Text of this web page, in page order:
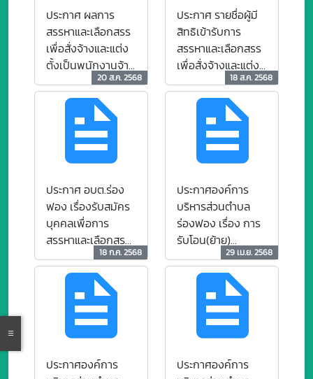
ประกาศ ผลการ
สรรหาและเลือกสรร
เพื่อสั่งจ้างและแต่ง
ตั้งเป็นพนักงานจ้าง
และการขึ้นบัญชีผู้
ผ่านการสรรหาและ
เลือกสรรฯ
20 ส.ค. 2568
ประกาศ รายชื่อผู้มี
สิทธิเข้ารับการ
สรรหาและเลือกสรร
เพื่อสั่งจ้างและแต่ง
ตั้งเป็นพนักงานจ้าง
กำหนดวัน เวลา
สถานที่ และระเบียบ
การสรรหาและเลือก
18 ส.ค. 2568
ประกาศ อบต.ร่อง
ฟอง เรื่องรับสมัคร
บุคคลเพื่อการ
สรรหาและเลือกสรร
เพื่อสั่งจ้างและแต่ง
ตั้งเป็นพนักงานจ้าง
1.พนักงานจ้างตาม
ภารกิจ ตำแหน่งคน
งานประจำรถขยะ
(กลุ่มผู้มีทักษะ)
จำนวน 1 อัตรา
2.พนักงานจ้างทั่วไป
18 ก.ค. 2568
ประกาศองค์การ
บริหารส่วนตำบล
ร่องฟอง เรื่อง การ
รับโอน(ย้าย)
พนักงานส่วนตำบล
และพนักงานครู
องค์การบริหารส่วน
ตำบล พนักงานครู
ส่วนท้องถิ่นอื่นหรือ
ข้าราชการครูสังกัด
หน่วยงานอื่น เพื่อ
แต่งให้ดำรงตำแหน่ง
29 เม.ย. 2568
ประกาศองค์การ
ประกาศองค์การ